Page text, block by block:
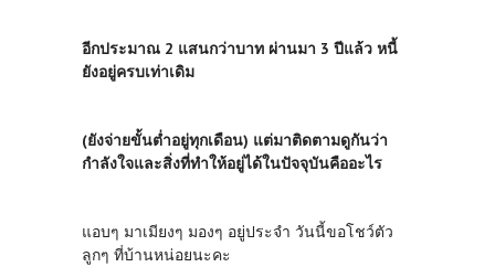
อีกประมาณ 2 แสนกว่าบาท ผ่านมา 3 ปีแล้ว หนี้
ยังอยู่ครบเท่าเดิม
(ยังจ่ายขั้นต่ำอยู่ทุกเดือน) แต่มาติดตามดูกันว่า
กำลังใจและสิ่งที่ทำให้อยู่ได้ในปัจจุบันคืออะไร
แอบๆ มาเมียงๆ มองๆ อยู่ประจำ วันนี้ขอโชว์ตัว
ลูกๆ ที่บ้านหน่อยนะคะ